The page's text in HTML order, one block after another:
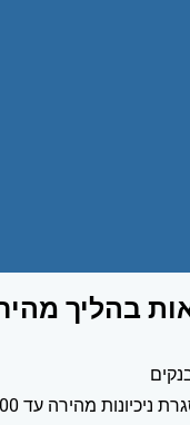
בהליך
מהירה עד %100 משווי הבטוחה